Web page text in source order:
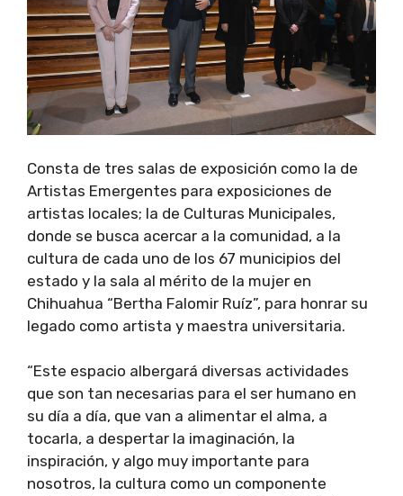
Consta de tres salas de exposición como la de
Artistas Emergentes para exposiciones de
artistas locales; la de Culturas Municipales,
donde se busca acercar a la comunidad, a la
cultura de cada uno de los 67 municipios del
estado y la sala al mérito de la mujer en
Chihuahua “Bertha Falomir Ruíz”, para honrar su
legado como artista y maestra universitaria.
“Este espacio albergará diversas actividades
que son tan necesarias para el ser humano en
su día a día, que van a alimentar el alma, a
tocarla, a despertar la imaginación, la
inspiración, y algo muy importante para
nosotros, la cultura como un componente